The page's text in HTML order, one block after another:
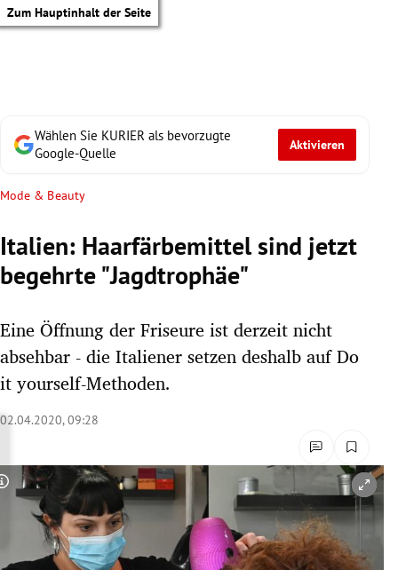
Zum Hauptinhalt der Seite
Untermenü
Untermenü
Untermenü
Untermenü
Wählen Sie KURIER als bevorzugte
Google-Quelle
Aktivieren
Mode & Beauty
Italien: Haarfärbemittel sind jetzt
begehrte "Jagdtrophäe"
Eine Öffnung der Friseure ist derzeit nicht
absehbar - die Italiener setzen deshalb auf Do
it yourself-Methoden.
02.04.2020, 09:28
Copyright-Hinweis öffnen/schließen